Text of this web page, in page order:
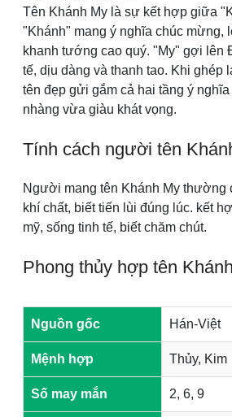
Tên Khánh My là sự kết hợp giữa
"Khánh" mang ý nghĩa chúc mừng,
khanh tướng cao quý. "My" gợi lên
tế, dịu dàng và thanh tao. Khi ghép
tên đẹp gửi gắm cả hai tầng ý
nhàng vừa giàu khát vọng.
Tính cách người tên
Người mang tên Khánh My thường
khí chất, biết tiến lùi đúng lúc. kết
mỹ, sống tinh tế, biết chăm chút.
Phong thủy hợp tên
Nguồn gốc Hán-Việt
Mệnh hợp Thủy, Kim
Số may mắn 2, 6, 9